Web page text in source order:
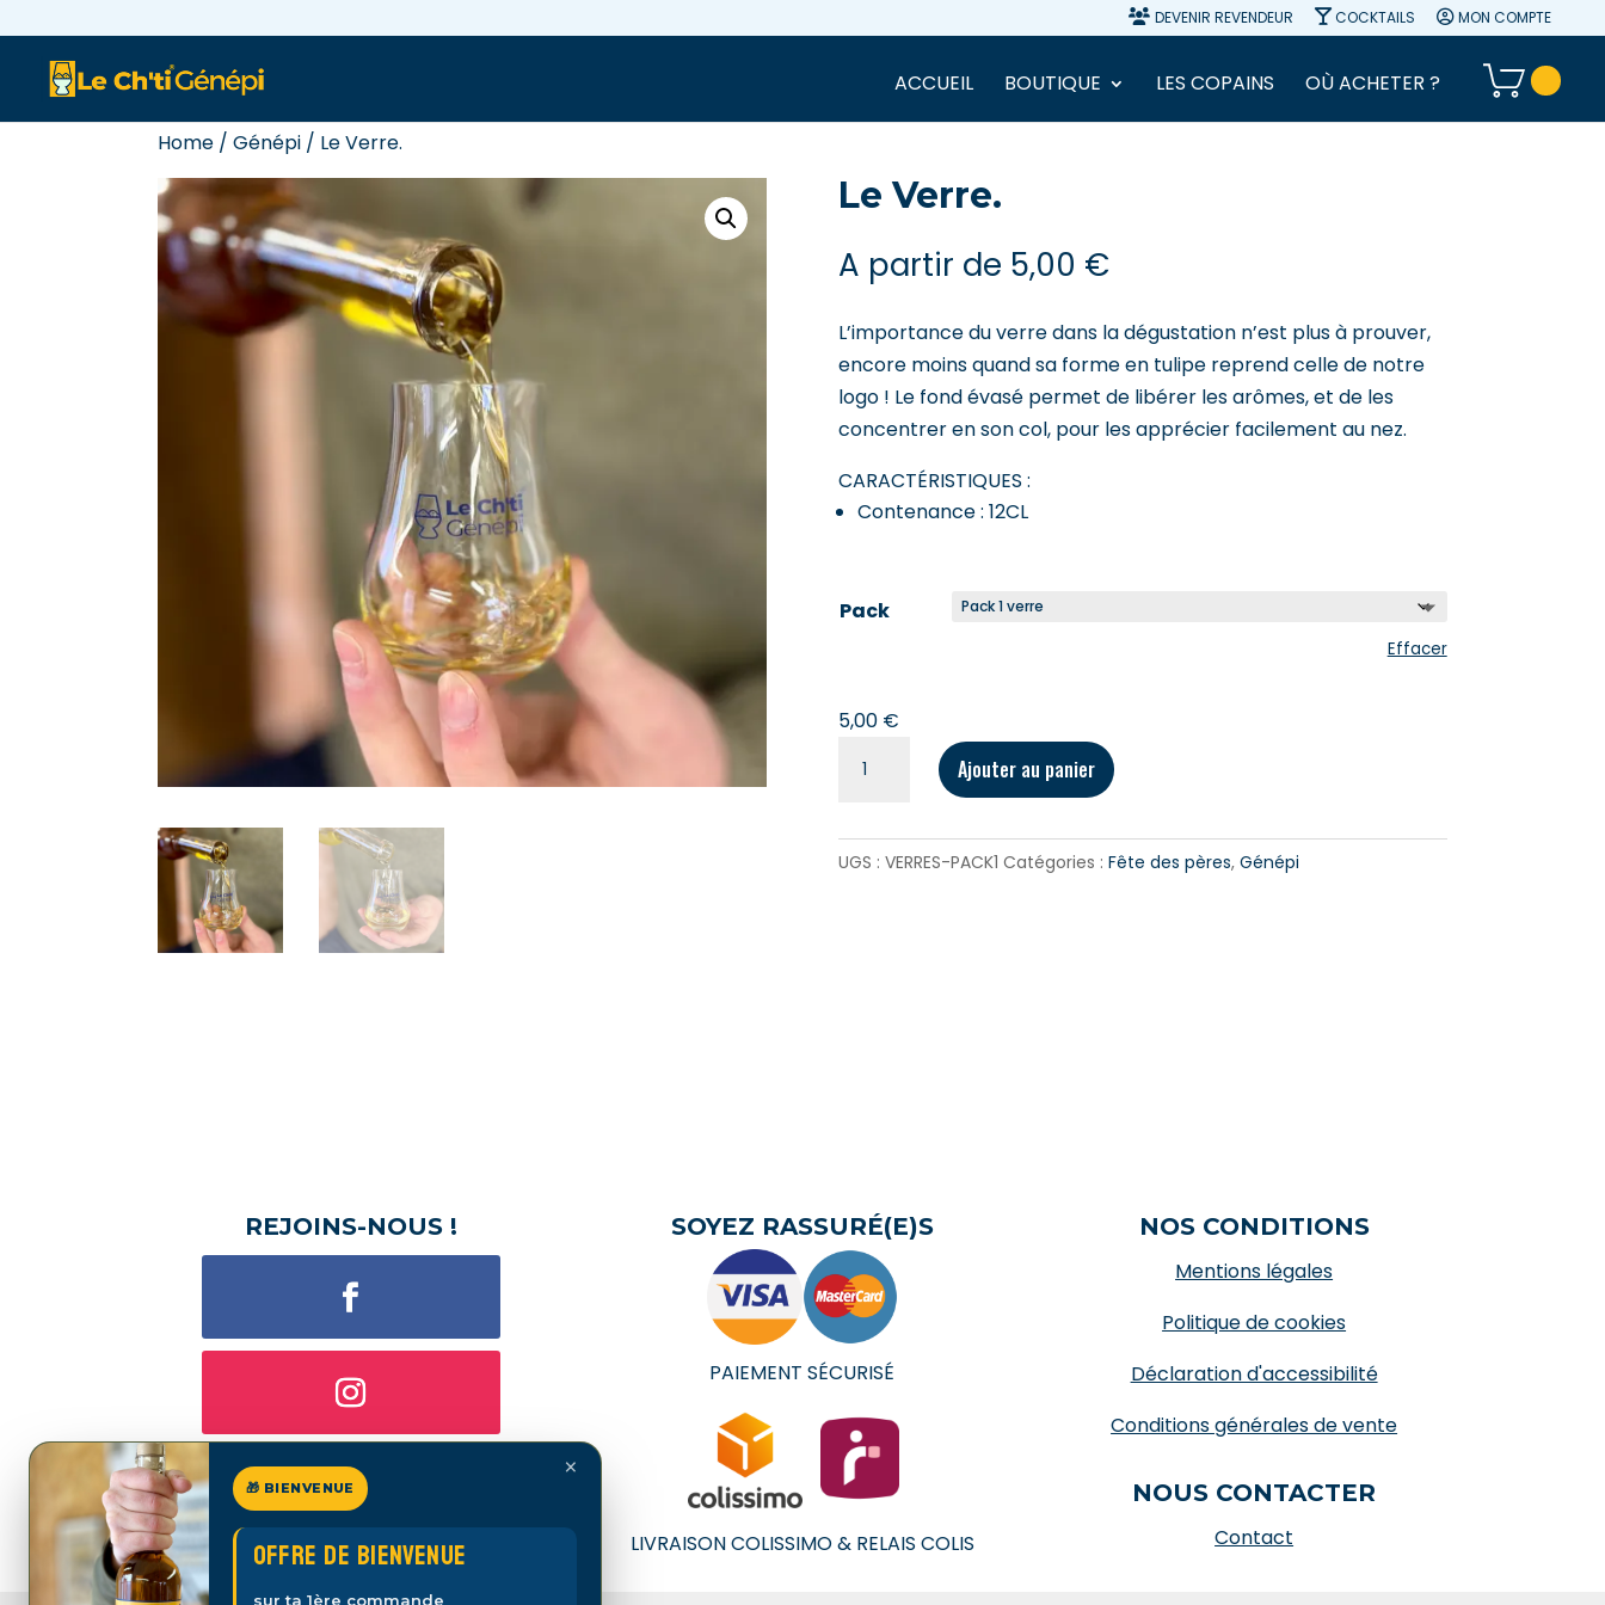
DEVENIR REVENDEUR COCKTAILS MON COMPTE
ACCUEIL BOUTIQUE LES COPAINS OÙ ACHETER ?
Home / Génépi / Le Verre.
Le Verre.
A partir de 5,00 €
L’importance du verre dans la dégustation n’est plus à prouver,
encore moins quand sa forme en tulipe reprend celle de notre
logo ! Le fond évasé permet de libérer les arômes, et de les
concentrer en son col, pour les apprécier facilement au nez.
CARACTÉRISTIQUES :
Contenance : 12CL
Pack
Effacer
5,00 €
Verre.
Ajouter au panier
UGS : VERRES-PACK1 Catégories : Fête des pères, Génépi
REJOINS-NOUS ! SOYEZ RASSURÉ(E)S
PAIEMENT SÉCURISÉ
LIVRAISON COLISSIMO & RELAIS COLIS
NOS CONDITIONS
Mentions légales
Politique de cookies
Déclaration d'accessibilité
Conditions générales de vente
NOUS CONTACTER
Contact
×
🎁 BIENVENUE
Offre de bienvenue
sur ta 1ère commande